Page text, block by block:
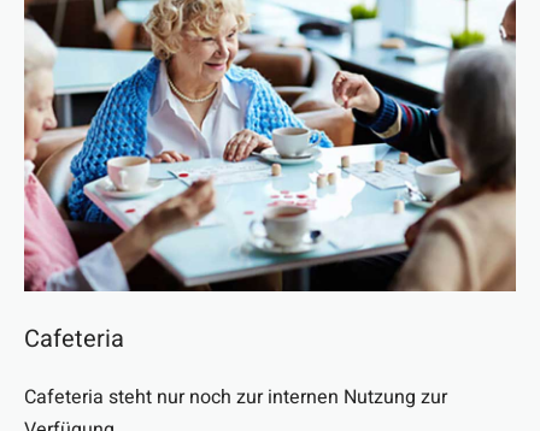
Cafeteria
Cafeteria steht nur noch zur internen Nutzung zur